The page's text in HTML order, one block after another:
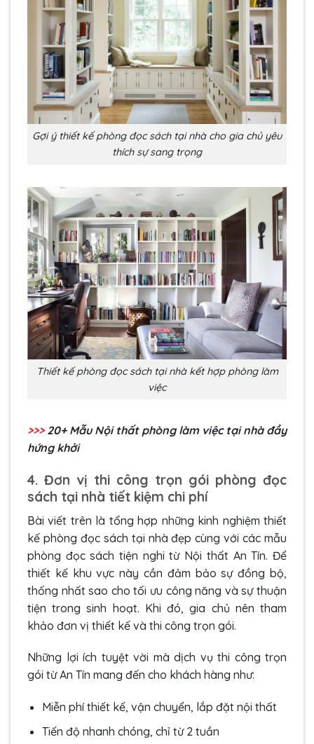
Gợi ý thiết kế phòng đọc sách tại nhà cho gia chủ yêu
thích sự sang trọng
Thiết kế phòng đọc sách tại nhà kết hợp phòng làm
việc
>>>20+ MẫuNội thất phòng làm việc tại nhàđầy
hứng khởi
4. Đơn vị thi công trọn gói phòng đọc
sách tại nhà tiết kiệm chi phí
Bài viết trên là tổng hợp những kinh nghiệm thiết
kế phòng đọc sách tại nhà đẹp cùng với các mẫu
phòng đọc sách tiện nghi từ Nội thất An Tín. Để
thiết kế khu vực này cần đảm bảo sự đồng bộ,
thống nhất sao cho tối ưu công năng và sự thuận
tiện trong sinh hoạt. Khi đó, gia chủ nên tham
khảo đơn vị thiết kế và thi công trọn gói.
Những lợi ích tuyệt vời mà dịch vụ thi công trọn
gói từ An Tín mang đến cho khách hàng như:
Miễn phí thiết kế, vận chuyển, lắp đặt nội thất
Tiến độ nhanh chóng, chỉ từ 2 tuần